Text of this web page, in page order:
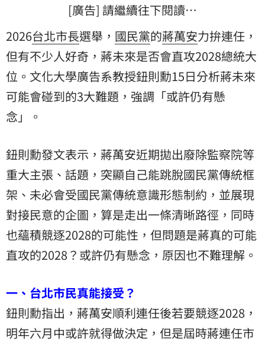
[廣告] 請繼續往下閱讀…
2026台北市長選舉， 國民黨的蔣萬安力拚連任，
但有不少人好奇，蔣未來是否會直攻2028總統大
位。文化大學廣告系教授鈕則勳15日分析蔣未來
可能會碰到的3大難題，強調「或許仍有懸
念」。
鈕則勳發文表示，蔣萬安近期拋出廢除監察院等
重大主張、話題，突顯自己能跳脫國民黨傳統框
架、未必會受國民黨傳統意識形態制約，並展現
對接民意的企圖，算是走出一條清晰路徑，同時
也蘊積競逐2028的可能性，但問題是蔣真的可能
直攻的2028？或許仍有懸念，原因也不難理解。
一、台北市民真能接受？
鈕則勳指出，蔣萬安順利連任後若要競逐2028，
明年六月中或許就得做決定，但是屆時蔣連任市